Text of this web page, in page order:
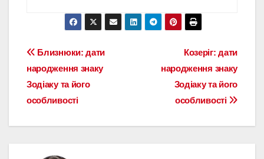
Навігація
записів
Козеріг: дати
народження знаку
Зодіаку та його
особливості
Близнюки: дати
народження знаку
Зодіаку та його
особливості